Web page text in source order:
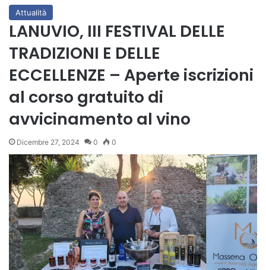
Attualità
LANUVIO, III FESTIVAL DELLE
TRADIZIONI E DELLE
ECCELLENZE – Aperte iscrizioni
al corso gratuito di
avvicinamento al vino
Dicembre 27, 2024 0 0